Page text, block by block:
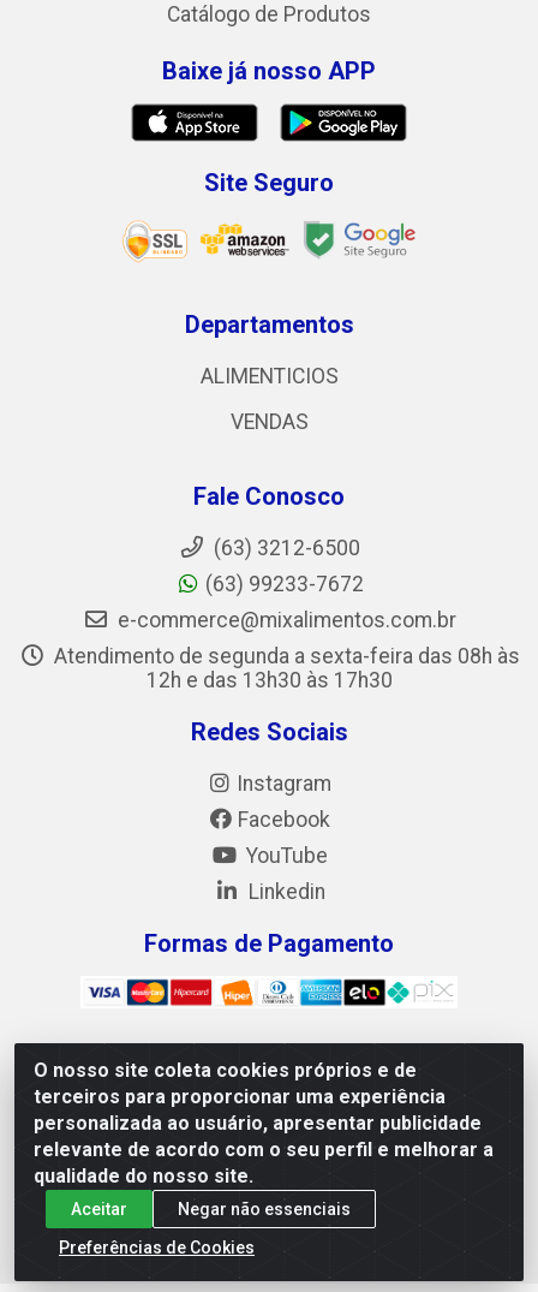
O nosso site coleta cookies próprios e de
terceiros para proporcionar uma experiência
personalizada ao usuário, apresentar publicidade
relevante de acordo com o seu perfil e melhorar a
qualidade do nosso site.
Aceitar
Negar não essenciais
Preferências de Cookies
Catálogo de Produtos
Baixe já nosso APP
Site Seguro
Departamentos
ALIMENTICIOS
VENDAS
Fale Conosco
(63) 3212-6500
(63) 99233-7672
e-commerce@mixalimentos.com.br
Atendimento de segunda a sexta-feira das 08h às
12h e das 13h30 às 17h30
Redes Sociais
Instagram
Facebook
YouTube
Linkedin
Formas de Pagamento
Mix Alimentos LTDA - Quadra Asr Ne 55 (412 Norte), Alameda
02, S/N - Plano Diretor Norte, Palmas/TO - CEP 77.006-540 -
CNPJ 05.922.500/0001-02